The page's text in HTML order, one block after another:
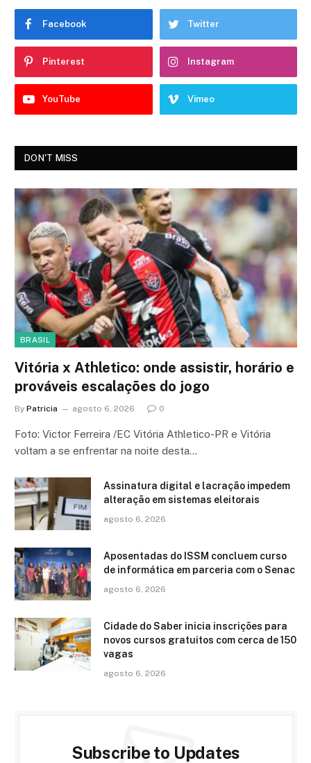
Facebook Twitter
Pinterest Instagram
YouTube Vimeo
DON'T MISS
BRASIL
Vitória x Athletico: onde assistir, horário e
prováveis escalações do jogo
By Patricia agosto 6, 2026 0
Foto: Victor Ferreira /EC Vitória Athletico-PR e Vitória
voltam a se enfrentar na noite desta…
Assinatura digital e lacração impedem
alteração em sistemas eleitorais
agosto 6, 2026
Aposentadas do ISSM concluem curso
de informática em parceria com o Senac
agosto 6, 2026
Cidade do Saber inicia inscrições para
novos cursos gratuitos com cerca de 150
vagas
agosto 6, 2026
Subscribe to Updates